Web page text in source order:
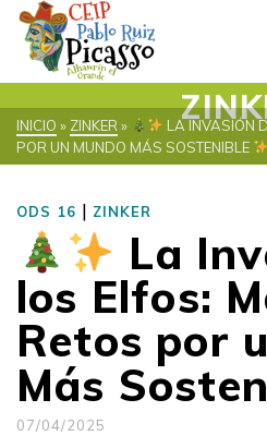
INICIO » ZINKER »
LA INVASIÓN
POR UN MUNDO MÁS SOSTENIBLE
ODS 16 | ZINKER
La
los Elfos:
Retos por
Más
07/04/2025